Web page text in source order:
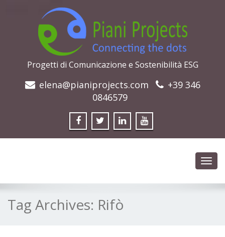
Progetti di Comunicazione e Sostenibilità ESG
elena@pianiprojects.com
+39 346
0846579
Tag Archives: Rifò